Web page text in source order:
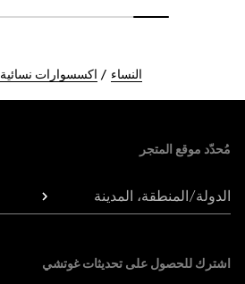
النساء اكسسوارات نسائية
مُحدّد موقع المتجر
الدولة/المنطقة، المدينة
اشترك للحصول على تحديثات غوتشي